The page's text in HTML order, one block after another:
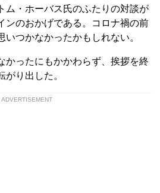
ム・ホーバス氏のふたりの対談が
ンのおかげである。コロナ禍の前
いつかなかったかもしれない。
ったにもかかわらず、挨拶を終
がり出した。
ADVERTISEMENT